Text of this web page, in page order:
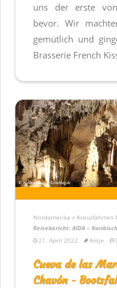
uns der erste
bevor. Wir
gemütlich und
Brasserie French
Nordamerika » Kreuzfahrten
Reisebericht: AIDA –
21. April 2022
Antje
Cueva de las
Chavón -